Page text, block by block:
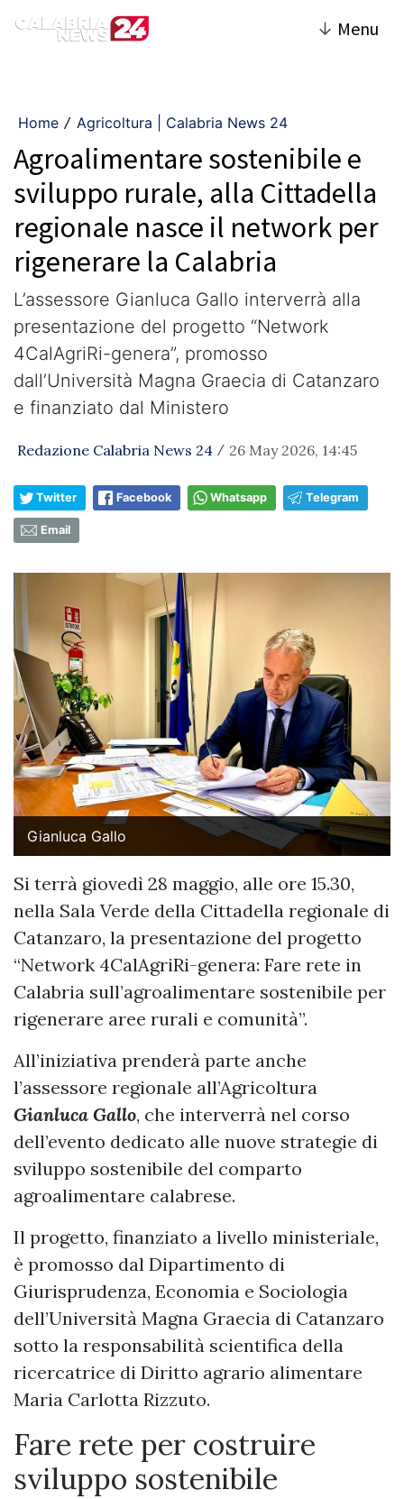
↓ Menu
Home / Agricoltura | Calabria News 24
Agroalimentare sostenibile e
sviluppo rurale, alla Cittadella
regionale nasce il network per
rigenerare la Calabria
L’assessore Gianluca Gallo interverrà alla
presentazione del progetto “Network
4CalAgriRi-genera”, promosso
dall’Università Magna Graecia di Catanzaro
e finanziato dal Ministero
Redazione Calabria News 24 / 26 May 2026, 14:45
Twitter Facebook Whatsapp Telegram
Email
Gianluca Gallo
Si terrà giovedì 28 maggio, alle ore 15.30,
nella Sala Verde della Cittadella regionale di
Catanzaro, la presentazione del progetto
“Network 4CalAgriRi-genera: Fare rete in
Calabria sull’agroalimentare sostenibile per
rigenerare aree rurali e comunità”.
All’iniziativa prenderà parte anche
l’assessore regionale all’Agricoltura
Gianluca Gallo, che interverrà nel corso
dell’evento dedicato alle nuove strategie di
sviluppo sostenibile del comparto
agroalimentare calabrese.
Il progetto, finanziato a livello ministeriale,
è promosso dal Dipartimento di
Giurisprudenza, Economia e Sociologia
dell’Università Magna Graecia di Catanzaro
sotto la responsabilità scientifica della
ricercatrice di Diritto agrario alimentare
Maria Carlotta Rizzuto.
Fare rete per costruire
sviluppo sostenibile